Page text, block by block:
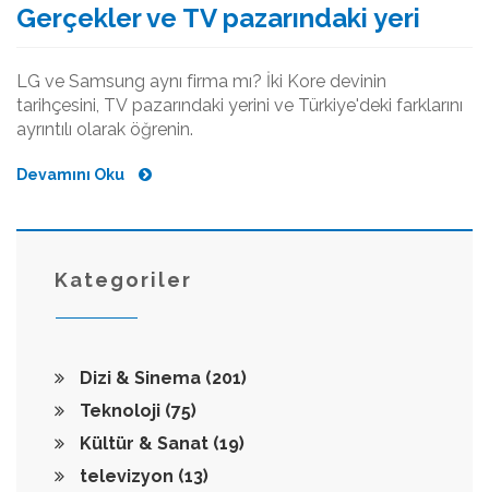
Gerçekler ve TV pazarındaki yeri
LG ve Samsung aynı firma mı? İki Kore devinin
tarihçesini, TV pazarındaki yerini ve Türkiye'deki farklarını
ayrıntılı olarak öğrenin.
Devamını Oku
Kategoriler
Dizi & Sinema (201)
Teknoloji (75)
Kültür & Sanat (19)
televizyon (13)